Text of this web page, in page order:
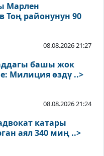
Марлен
Тоң районунун 90
08.08.2026 21:27
башы жок
Милиция өздү ..>
08.08.2026 21:24
катары
тааныштырган аял 340 миң ..>